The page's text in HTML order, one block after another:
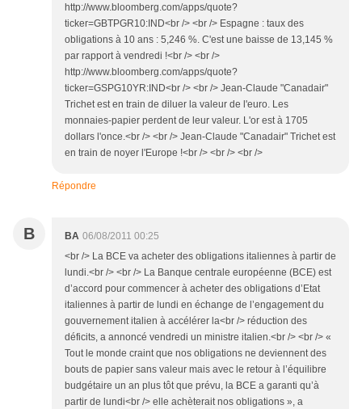
http://www.bloomberg.com/apps/quote?
ticker=GBTPGR10:IND<br /> <br /> Espagne : taux des
obligations à 10 ans : 5,246 %. C'est une baisse de 13,145 %
par rapport à vendredi !<br /> <br />
http://www.bloomberg.com/apps/quote?
ticker=GSPG10YR:IND<br /> <br /> Jean-Claude "Canadair"
Trichet est en train de diluer la valeur de l'euro. Les
monnaies-papier perdent de leur valeur. L'or est à 1705
dollars l'once.<br /> <br /> Jean-Claude "Canadair" Trichet est
en train de noyer l'Europe !<br /> <br /> <br />
Répondre
B BA 06/08/2011 00:25
<br /> La BCE va acheter des obligations italiennes à partir de
lundi.<br /> <br /> La Banque centrale européenne (BCE) est
d’accord pour commencer à acheter des obligations d’Etat
italiennes à partir de lundi en échange de l’engagement du
gouvernement italien à accélérer la<br /> réduction des
déficits, a annoncé vendredi un ministre italien.<br /> <br /> «
Tout le monde craint que nos obligations ne deviennent des
bouts de papier sans valeur mais avec le retour à l’équilibre
budgétaire un an plus tôt que prévu, la BCE a garanti qu’à
partir de lundi<br /> elle achèterait nos obligations », a